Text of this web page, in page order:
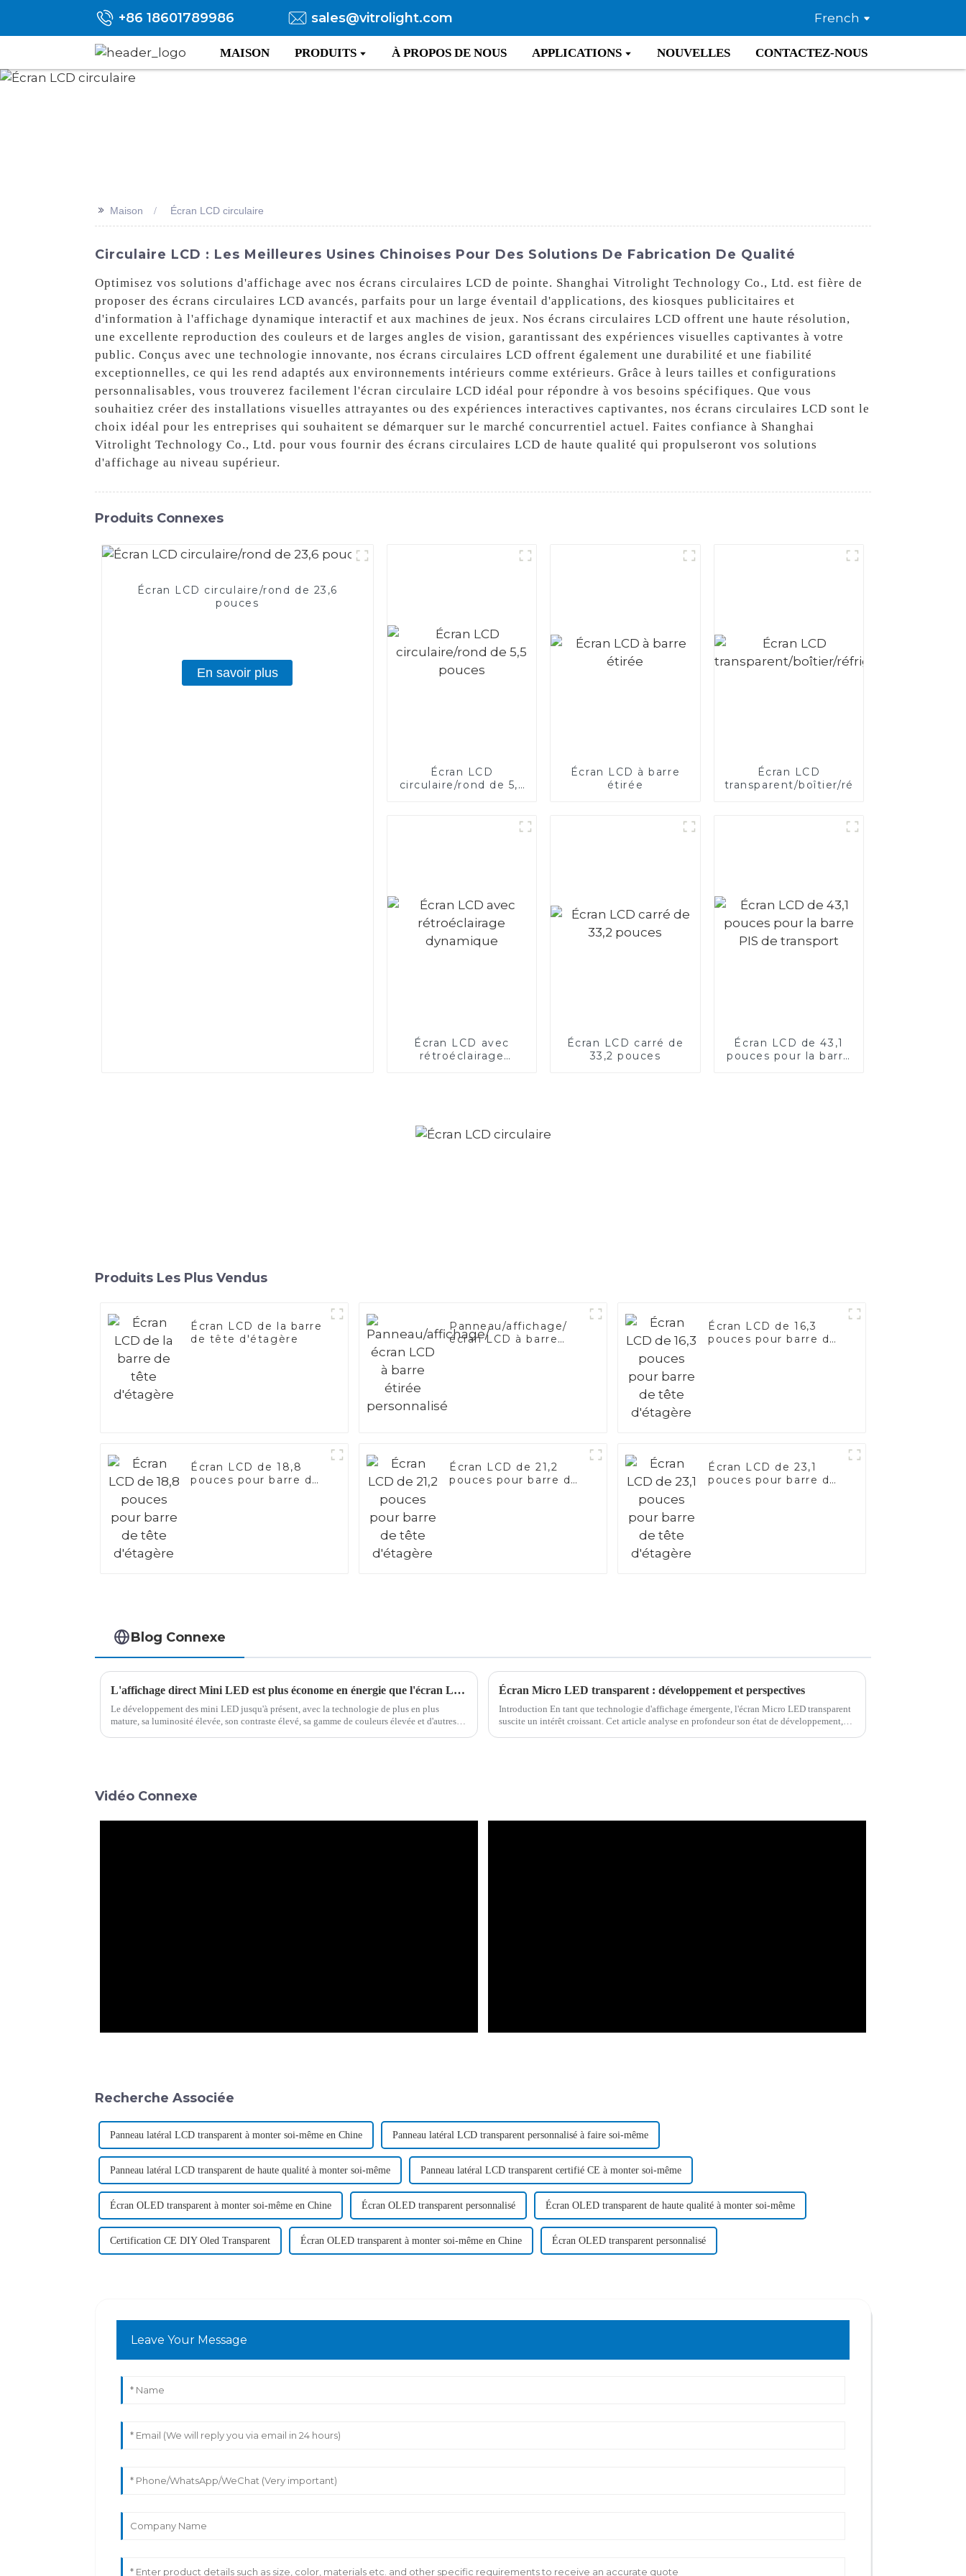
+86 18601789986 sales@vitrolight.com French
MAISON PRODUITS À PROPOS DE NOUS APPLICATIONS NOUVELLES CONTACTEZ-NOUS
>> Maison Écran LCD circulaire
Circulaire LCD : Les Meilleures Usines Chinoises Pour Des Solutions De Fabrication De Qualité
Optimisez vos solutions d'affichage avec nos écrans circulaires LCD de pointe. Shanghai Vitrolight Technology Co., Ltd. est fière de
proposer des écrans circulaires LCD avancés, parfaits pour un large éventail d'applications, des kiosques publicitaires et
d'information à l'affichage dynamique interactif et aux machines de jeux. Nos écrans circulaires LCD offrent une haute résolution,
une excellente reproduction des couleurs et de larges angles de vision, garantissant des expériences visuelles captivantes à votre
public. Conçus avec une technologie innovante, nos écrans circulaires LCD offrent également une durabilité et une fiabilité
exceptionnelles, ce qui les rend adaptés aux environnements intérieurs comme extérieurs. Grâce à leurs tailles et configurations
personnalisables, vous trouverez facilement l'écran circulaire LCD idéal pour répondre à vos besoins spécifiques. Que vous
souhaitiez créer des installations visuelles attrayantes ou des expériences interactives captivantes, nos écrans circulaires LCD sont le
choix idéal pour les entreprises qui souhaitent se démarquer sur le marché concurrentiel actuel. Faites confiance à Shanghai
Vitrolight Technology Co., Ltd. pour vous fournir des écrans circulaires LCD de haute qualité qui propulseront vos solutions
d'affichage au niveau supérieur.
Produits Connexes
Écran LCD circulaire/rond de 23,6
pouces
En savoir plus
Écran LCD
circulaire/rond de 5,5
Écran LCD à barre
étirée
Écran LCD
transparent/boîtier/réfrigérateur
Écran LCD avec
rétroéclairage
Écran LCD carré de
33,2 pouces
Écran LCD de 43,1
pouces pour la barre
Produits Les Plus Vendus
Écran LCD de la barre
de tête d'étagère
Panneau/affichage/
écran LCD à barre
Écran LCD de 16,3
pouces pour barre de
Écran LCD de 18,8
pouces pour barre de
Écran LCD de 21,2
pouces pour barre de
Écran LCD de 23,1
pouces pour barre de
Blog Connexe
L'affichage direct Mini LED est plus économe en énergie que l'écran LCD
Le développement des mini LED jusqu'à présent, avec la technologie de plus en plus
mature, sa luminosité élevée, son contraste élevé, sa gamme de couleurs élevée et d'autres
Écran Micro LED transparent : développement et perspectives
Introduction En tant que technologie d'affichage émergente, l'écran Micro LED transparent
suscite un intérêt croissant. Cet article analyse en profondeur son état de développement,
Vidéo Connexe
Recherche Associée
Panneau latéral LCD transparent à monter soi-même en Chine Panneau latéral LCD transparent personnalisé à faire soi-même
Panneau latéral LCD transparent de haute qualité à monter soi-même Panneau latéral LCD transparent certifié CE à monter soi-même
Écran OLED transparent à monter soi-même en Chine Écran OLED transparent personnalisé Écran OLED transparent de haute qualité à monter soi-même
Certification CE DIY Oled Transparent Écran OLED transparent à monter soi-même en Chine Écran OLED transparent personnalisé
Leave Your Message